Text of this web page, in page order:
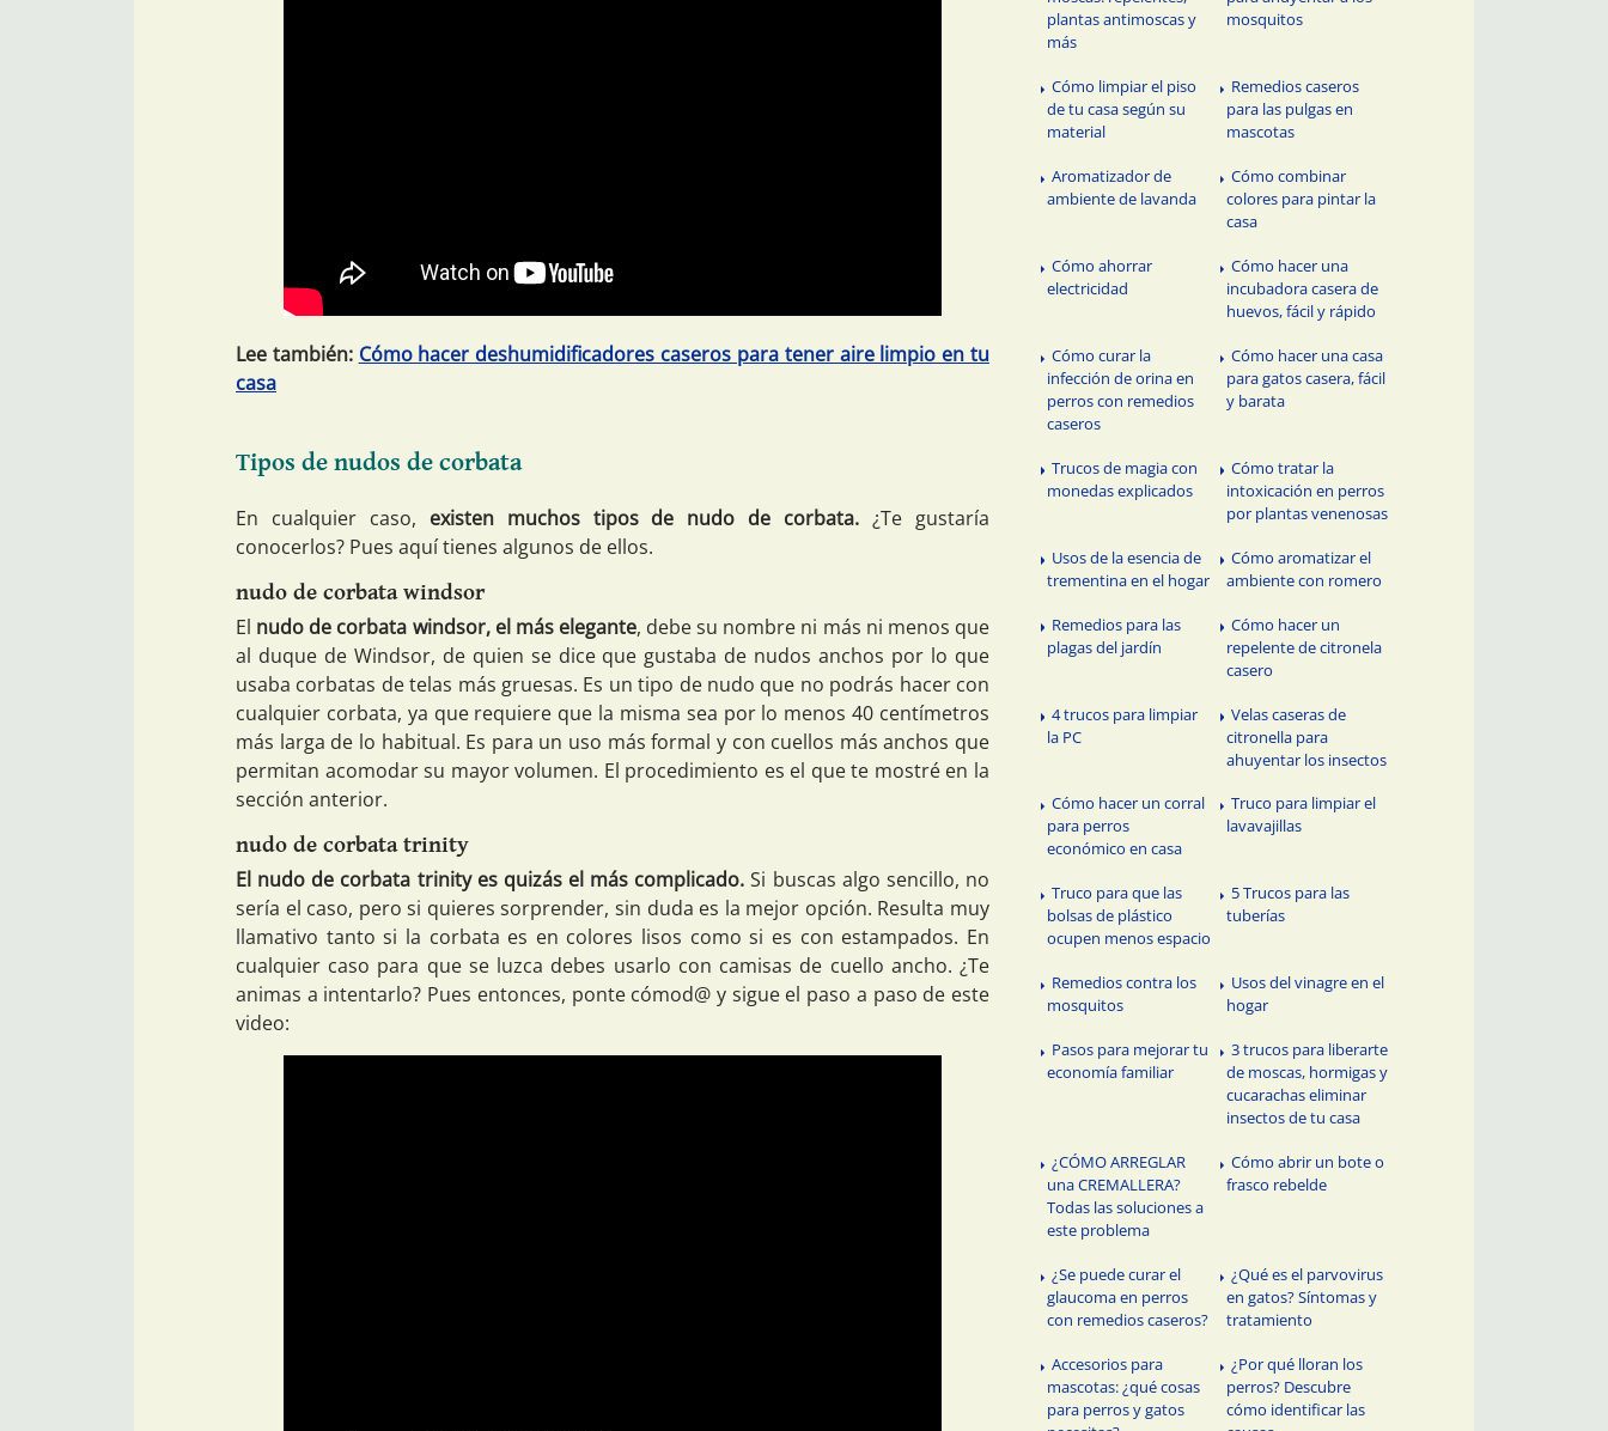
Lee también: Cómo hacer deshumidificadores caseros para tener aire limpio en tu
casa
Tipos de nudos de corbata
En cualquier caso, existen muchos tipos de nudo de corbata. ¿Te gustaría
conocerlos? Pues aquí tienes algunos de ellos.
nudo de corbata windsor
El nudo de corbata windsor, el más elegante, debe su nombre ni más ni menos que
al duque de Windsor, de quien se dice que gustaba de nudos anchos por lo que
usaba corbatas de telas más gruesas. Es un tipo de nudo que no podrás hacer con
cualquier corbata, ya que requiere que la misma sea por lo menos 40 centímetros
más larga de lo habitual. Es para un uso más formal y con cuellos más anchos que
permitan acomodar su mayor volumen. El procedimiento es el que te mostré en la
sección anterior.
nudo de corbata trinity
El nudo de corbata trinity es quizás el más complicado. Si buscas algo sencillo, no
sería el caso, pero si quieres sorprender, sin duda es la mejor opción. Resulta muy
llamativo tanto si la corbata es en colores lisos como si es con estampados. En
cualquier caso para que se luzca debes usarlo con camisas de cuello ancho. ¿Te
animas a intentarlo? Pues entonces, ponte cómod@ y sigue el paso a paso de este
video:
plantas antimoscas y
más
mosquitos
Cómo limpiar el piso
de tu casa según su
material
Remedios caseros
para las pulgas en
mascotas
Aromatizador de
ambiente de lavanda
Cómo combinar
colores para pintar la
casa
Cómo ahorrar
electricidad
Cómo hacer una
incubadora casera de
huevos, fácil y rápido
Cómo curar la
infección de orina en
perros con remedios
caseros
Cómo hacer una casa
para gatos casera, fácil
y barata
Trucos de magia con
monedas explicados
Cómo tratar la
intoxicación en perros
por plantas venenosas
Usos de la esencia de
trementina en el hogar
Cómo aromatizar el
ambiente con romero
Remedios para las
plagas del jardín
Cómo hacer un
repelente de citronela
casero
4 trucos para limpiar
la PC
Velas caseras de
citronella para
ahuyentar los insectos
Cómo hacer un corral
para perros
económico en casa
Truco para limpiar el
lavavajillas
Truco para que las
bolsas de plástico
ocupen menos espacio
5 Trucos para las
tuberías
Remedios contra los
mosquitos
Usos del vinagre en el
hogar
Pasos para mejorar tu
economía familiar
3 trucos para liberarte
de moscas, hormigas y
cucarachas eliminar
insectos de tu casa
¿CÓMO ARREGLAR
una CREMALLERA?
Todas las soluciones a
este problema
Cómo abrir un bote o
frasco rebelde
¿Se puede curar el
glaucoma en perros
con remedios caseros?
¿Qué es el parvovirus
en gatos? Síntomas y
tratamiento
Accesorios para
mascotas: ¿qué cosas
para perros y gatos
¿Por qué lloran los
perros? Descubre
cómo identificar las